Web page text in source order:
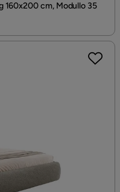
160x200 cm, Modullo 35